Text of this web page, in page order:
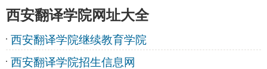
西安翻译学院网址大全
西安翻译学院继续教育学院
西安翻译学院招生信息网